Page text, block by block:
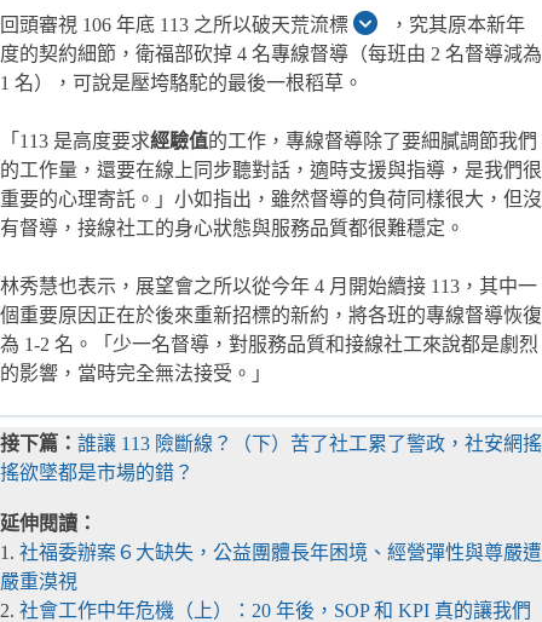
回頭審視 106 年底 113 之所以破天荒流標
，究其原本新年
度的契約細節，衛福部砍掉 4 名專線督導（每班由 2 名督導減為
1 名），可說是壓垮駱駝的最後一根稻草。
「113 是高度要求經驗值的工作，專線督導除了要細膩調節我們
的工作量，還要在線上同步聽對話，適時支援與指導，是我們很
重要的心理寄託。」小如指出，雖然督導的負荷同樣很大，但沒
有督導，接線社工的身心狀態與服務品質都很難穩定。
林秀慧也表示，展望會之所以從今年 4 月開始續接 113，其中一
個重要原因正在於後來重新招標的新約，將各班的專線督導恢復
為 1-2 名。「少一名督導，對服務品質和接線社工來說都是劇烈
的影響，當時完全無法接受。」
接下篇： 誰讓 113 險斷線？（下）苦了社工累了警政，社安網搖
搖欲墜都是市場的錯？
延伸閱讀：
1. 社福委辦案６大缺失，公益團體長年困境、經營彈性與尊嚴遭
嚴重漠視
2. 社會工作中年危機（上）：20 年後，SOP 和 KPI 真的讓我們